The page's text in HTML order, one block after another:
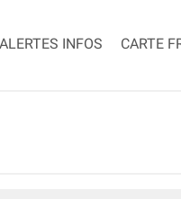
ALERTES INFOS CARTE